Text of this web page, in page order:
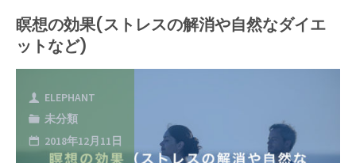
の
の
瞑想の効果(ストレスの解消や自然なダイエ
ットなど)
ELEPHANT
未分類
2018年12月11日